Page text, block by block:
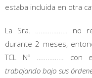
estaba incluida en otra
La Sra. ……………… no
durante 2 meses,
TCL Nº …………… con
trabajando bajo sus